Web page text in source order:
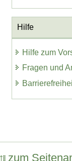
Hilfe
Hilfe zum
Fragen und
zum